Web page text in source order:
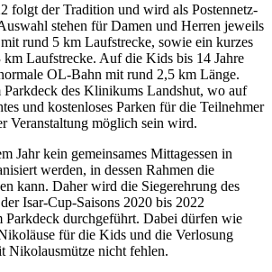
folgt der Tradition und wird als Postennetz-
stehen für Damen und Herren jeweils
rund 5 km Laufstrecke, sowie ein kurzes
km Laufstrecke. Auf die Kids bis 14 Jahre
OL-Bahn mit rund 2,5 km Länge.
Parkdeck des Klinikums Landshut, wo auf
und kostenloses Parken für die Teilnehmer
Veranstaltung möglich sein wird.
Jahr kein gemeinsames Mittagessen in
werden, in dessen Rahmen die
kann. Daher wird die Siegerehrung des
Isar-Cup-Saisons 2020 bis 2022
durchgeführt. Dabei dürfen wie
für die Kids und die Verlosung
Nikolausmütze nicht fehlen.